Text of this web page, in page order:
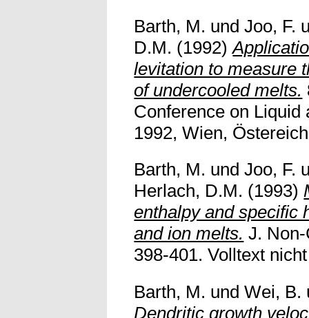
Barth, M. undJoo, F.
D.M. (1992)
levitation to measure
of undercooled melts.
Conference on Liquid
1992, Wien,
Barth, M. undJoo, F.
Herlach, D.M. (1993)
enthalpy and specific
and ion melts. J.
398-401. Volltext
Barth, M. undWei, B.
Dendritic growth